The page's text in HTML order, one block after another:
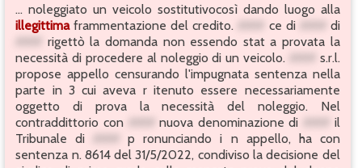
... noleggiato un veicolo sostitutivocosì dando luogo alla
illegittimaframmentazione del credito. ce di
di
rigettò la domanda non essendo stat a provata la
necessità di procedere al noleggio di un veicolo.
s.r.l.
propose appello censurando l'impugnata sentenza nella
parte in 3 cui aveva r itenuto essere necessariamente
oggetto di prova la necessità del noleggio. Nel
contraddittorio con
nuova denominazione di
il
Tribunale di
p ronunciando i n appello, ha con
sentenza n. 8614 del 31/5/2022, condiviso la decisione del